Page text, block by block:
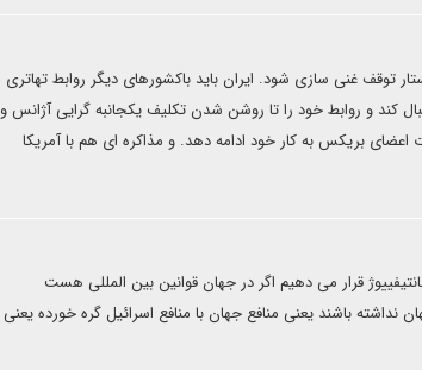
توقف غنی سازی شود. ایران باید باکشورهای دیگر روابط تهاتری
کند و روابط خود را تا روشن شدن تکلیف یکجانبه گرایی آژانس و
اعضای بریکس به کار خود ادامه دهد. و مذاکره ای هم با آمریکا
قرار می دهیم اگر در جهان قوانین بین المللی هست
نداشته باشند یعنی منافع جهان با منافع اسرائیل گره خورده یعنی